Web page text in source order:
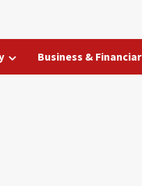
Business & Financiar